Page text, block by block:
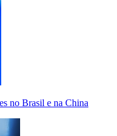
no Brasil e na China